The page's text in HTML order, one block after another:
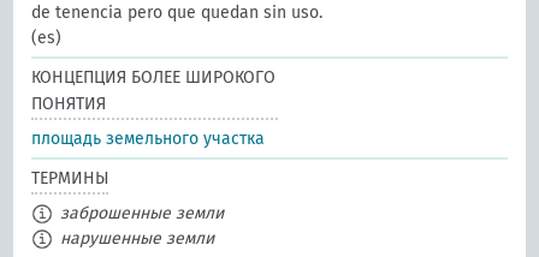
de tenencia pero que quedan sin uso.
(es)
КОНЦЕПЦИЯ БОЛЕЕ ШИРОКОГО
ПОНЯТИЯ
площадь земельного участка
ТЕРМИНЫ
заброшенные земли
нарушенные земли